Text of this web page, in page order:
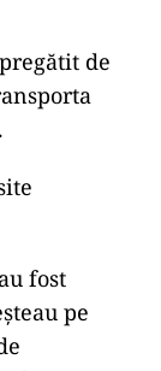
de
fost
pe